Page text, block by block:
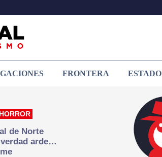
FRONTERA ESTADO
de Norte
arde…